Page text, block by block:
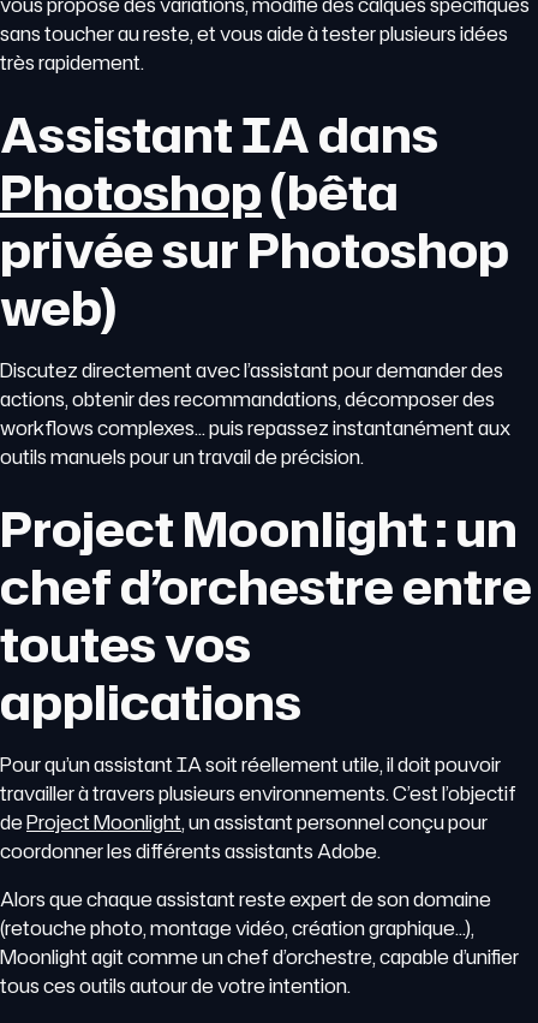
sans toucher au reste, et vous aide à tester plusieurs idées
très rapidement.
Assistant IA dans
Photoshop(bêta
privée sur Photoshop
web)
Discutez directement avec l’assistant pour demander des
actions, obtenir des recommandations, décomposer des
workflows complexes… puis repassez instantanément aux
outils manuels pour un travail de précision.
Project Moonlight : un
chef d’orchestre entre
toutes vos
applications
Pour qu’un assistant IA soit réellement utile, il doit pouvoir
travailler à travers plusieurs environnements. C’est l’objectif
deProject Moonlight, un assistant personnel conçu pour
coordonner les différents assistants Adobe.
Alors que chaque assistant reste expert de son domaine
(retouche photo, montage vidéo, création graphique…),
Moonlight agit comme un chef d’orchestre, capable d’unifier
tous ces outils autour de votre intention.